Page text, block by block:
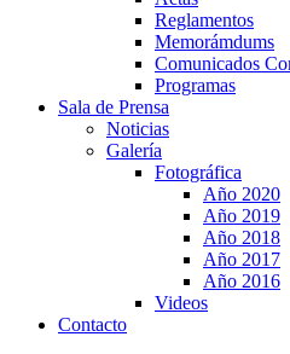
Reglamentos
Memorámdums
Comunicados
Programas
Sala de Prensa
Noticias
Galería
Fotográfica
Año 2020
Año 2019
Año 2018
Año 2017
Año 2016
Videos
Contacto